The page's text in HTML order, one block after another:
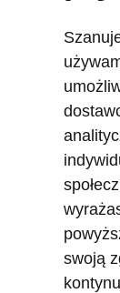
Dane
swoją